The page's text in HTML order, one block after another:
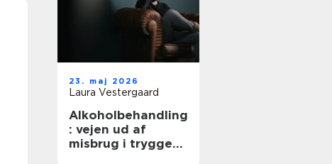
23. maj 2026
Laura Vestergaard
Alkoholbehandling
: vejen ud af
misbrug i trygge